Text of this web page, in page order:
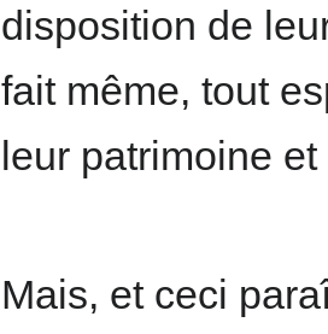
disposition de
fait même, tout
leur patrimoine
Mais, et ceci